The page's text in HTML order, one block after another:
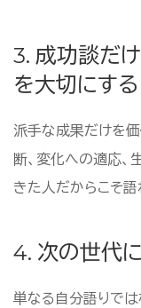
3. 成功談だ
を大切にする
派手な成果だけを価
断、変化への適応、
きた人だからこそ語
4. 次の世代
単なる自分語りで